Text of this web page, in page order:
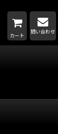
カート
問い合わせ